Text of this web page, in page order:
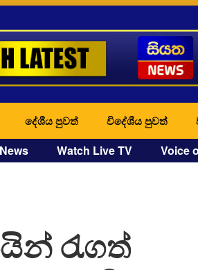
දේශීය පුවත් විදේශීය පුවත්
Watch Live TV Voice
රැගත්